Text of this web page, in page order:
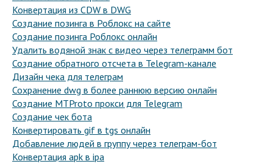
Конвертация из CDW в DWG
Создание позинга в Роблокс на сайте
Создание позинга Роблокс онлайн
Удалить водяной знак с видео через телеграмм бот
Создание обратного отсчета в Telegram-канале
Дизайн чека для телеграм
Сохранение dwg в более раннюю версию онлайн
Создание MTProto прокси для Telegram
Создание чек бота
Конвертировать gif в tgs онлайн
Добавление людей в группу через телеграм-бот
Конвертация apk в ipa